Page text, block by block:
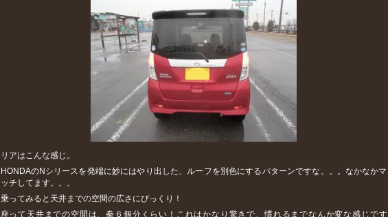
リアはこんな感じ。
HONDAのNシリースを発端に妙にはやり出した、ルーフを別色にするパターンですな。。。なかなかマ
ッチしてます。。。
乗ってみると天井までの空間の広さにびっくり！
座って天井までの空間は、拳６個分くらい！これはかなり驚きで、慣れるまでなんか変な感じです